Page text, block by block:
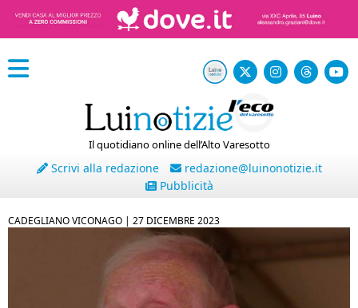
Il quotidiano online dell’Alto Varesotto
Scrivi alla redazione
redazione@luinonotizie.it
Pubblicità
CADEGLIANO VICONAGO | 27 DICEMBRE 2023